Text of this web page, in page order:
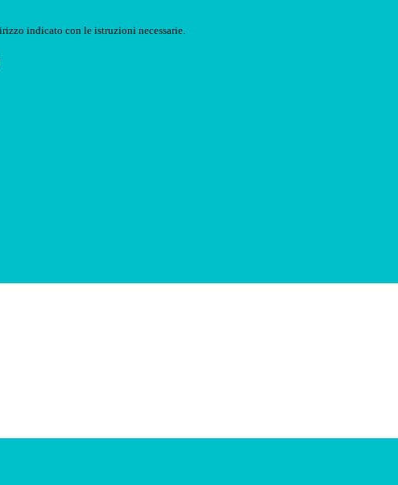
indicato con le istruzioni necessarie.